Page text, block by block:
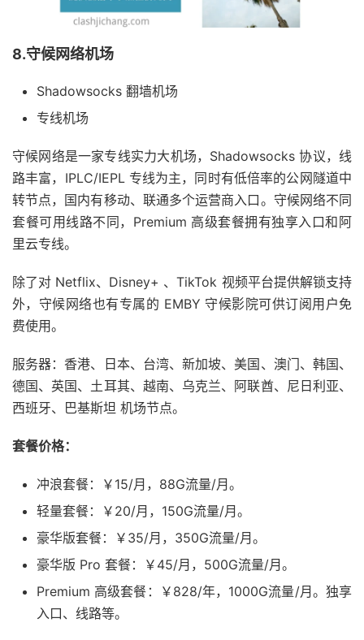
8.守候网络机场
Shadowsocks 翻墙机场
专线机场
守候网络是一家专线实力大机场，Shadowsocks 协议，线
路丰富，IPLC/IEPL 专线为主，同时有低倍率的公网隧道中
转节点，国内有移动、联通多个运营商入口。守候网络不同
套餐可用线路不同，Premium 高级套餐拥有独享入口和阿
里云专线。
除了对 Netflix、Disney+ 、TikTok 视频平台提供解锁支持
外，守候网络也有专属的 EMBY 守候影院可供订阅用户免
费使用。
服务器：香港、日本、台湾、新加坡、美国、澳门、韩国、
德国、英国、土耳其、越南、乌克兰、阿联酋、尼日利亚、
西班牙、巴基斯坦 机场节点。
套餐价格：
冲浪套餐：￥15/月，88G流量/月。
轻量套餐：￥20/月，150G流量/月。
豪华版套餐：￥35/月，350G流量/月。
豪华版 Pro 套餐：￥45/月，500G流量/月。
Premium 高级套餐：￥828/年，1000G流量/月。独享
入口、线路等。